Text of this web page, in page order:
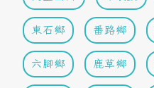
東石鄉 番路鄉
六腳鄉 鹿草鄉